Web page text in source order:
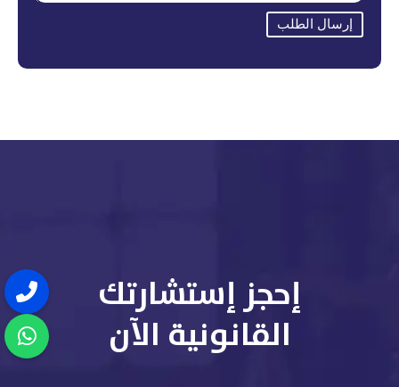
إرسال الطلب
إحجز إستشارتك
القانونية الآن